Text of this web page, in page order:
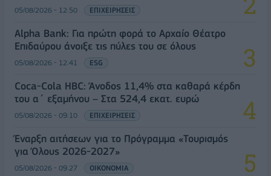
05/08/2026 - 12:50 ΕΠΙΧΕΙΡΗΣΕΙΣ
Alpha Bank: Για πρώτη φορά το Αρχαίο Θέατρο
Επιδαύρου άνοιξε τις πύλες του σε όλους
05/08/2026 - 12:41 ESG
Coca-Cola HBC: Άνοδος 11,4% στα καθαρά κέρδη
του α΄ εξαμήνου – Στα 524,4 εκατ. ευρώ
05/08/2026 - 09:10 ΕΠΙΧΕΙΡΗΣΕΙΣ
Έναρξη αιτήσεων για το Πρόγραμμα «Τουρισμός
για Όλους 2026-2027»
05/08/2026 - 09:27 ΟΙΚΟΝΟΜΙΑ